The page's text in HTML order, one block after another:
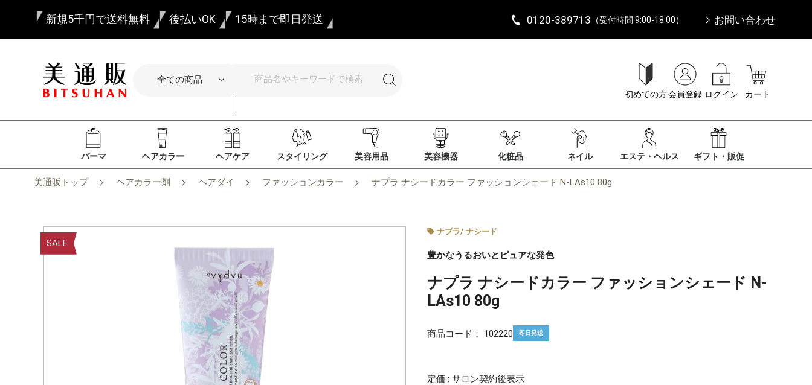
新規5千円で送料無料 後払いOK 15時まで即日発送 0120-389713 （受付時間 9:00-18:00） お問い合わせ
初めての方会員登録 ログイン カート
パーマ ヘアカラー ヘアケア スタイリング 美容用品 美容機器 化粧品 ネイル エステ・ヘルス ギフト・販促
美通販トップ ヘアカラー剤 ヘアダイ ファッションカラー ナプラ ナシードカラー ファッションシェード N-LAs10 80g
SALE
ナプラ/ ナシード
豊かなうるおいとピュアな発色
ナプラ ナシードカラー ファッションシェード N-
LAs10 80g
商品コード： 102220 即日発送
定価 : サロン契約後表示